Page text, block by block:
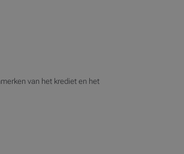
van het krediet en het